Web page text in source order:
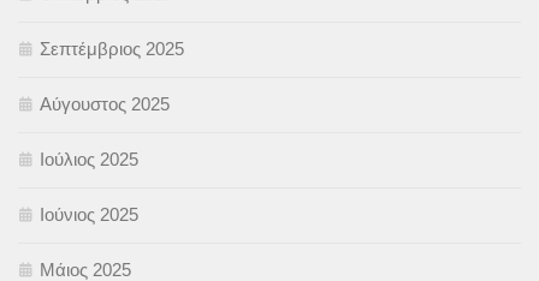
Σεπτέμβριος 2025
Αύγουστος 2025
Ιούλιος 2025
Ιούνιος 2025
Μάιος 2025